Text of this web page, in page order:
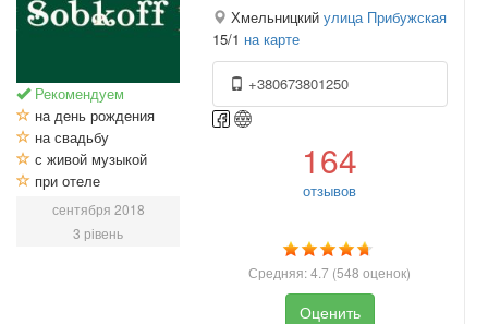
Рекомендуем
на день рождения
на свадьбу
с живой музыкой
при отеле
сентября 2018
3 рівень
Хмельницкий улица Прибужская
15/1 на карте
+380673801250
164
отзывов
Средняя:4.7 (548 оценок)
Оценить